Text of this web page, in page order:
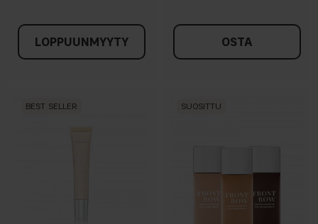
LOPPUUNMYYTY OSTA
BEST SELLER SUOSITTU